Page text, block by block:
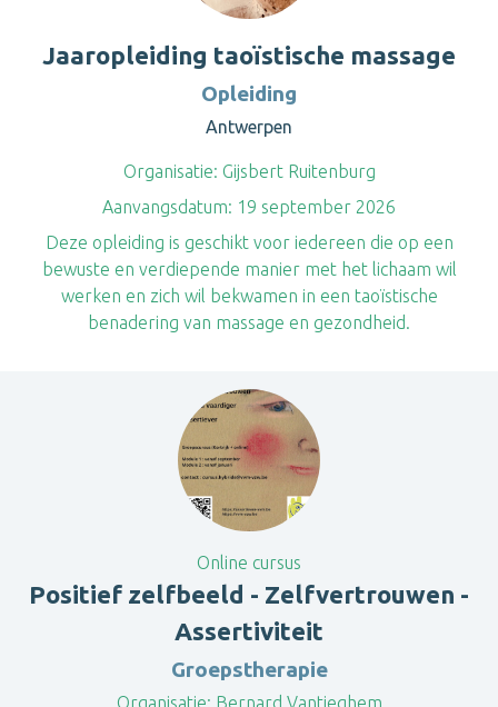
Jaaropleiding taoïstische massage
Opleiding
Antwerpen
Organisatie: Gijsbert Ruitenburg
Aanvangsdatum: 19 september 2026
Deze opleiding is geschikt voor iedereen die op een
bewuste en verdiepende manier met het lichaam wil
werken en zich wil bekwamen in een taoïstische
benadering van massage en gezondheid.
Online cursus
Positief zelfbeeld - Zelfvertrouwen -
Assertiviteit
Groepstherapie
Organisatie: Bernard Vantieghem